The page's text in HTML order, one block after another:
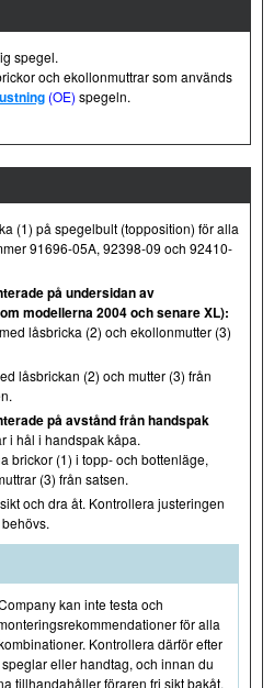
spegel.
och ekollonmuttrar som används
(OE) spegeln.
(1) på spegelbult (topposition) för alla
91696-05A, 92398-09 och 92410-
på undersidan av
modellerna 2004 och senare XL):
låsbricka (2) och ekollonmutter (3)
låsbrickan (2) och mutter (3) från
på avstånd från handspak
i hål i handspak kåpa.
brickor (1) i topp- och bottenläge,
(3) från satsen.
och dra åt. Kontrollera justeringen
kan inte testa och
för alla
Kontrollera därför efter
eller handtag, och innan du
tillhandahåller föraren fri sikt bakåt.